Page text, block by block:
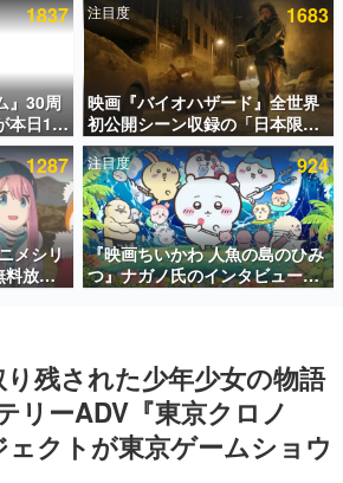
いる記事ランキング
一覧
記事
が数千以上！ ページビュー数万以上！ などな
人々に読まれた、電ファミ渾身の“殿堂入り”記
ました。
クリエイターの方々に製作時のエピソードをお
解いてはいけない。『赫本』は、〈試験問題〉
短編ホラー小説集です。
1837
』30周
本日12
「30th
クス
セット
計3商
注目度 1683
映画『バイオハザード』全世界
初公開シーン収録の「日本限
定」予告映像が解禁。バイオの
日（8月10日）にあわせて、
「ラクーンシティ総合病院」へ
行く配達人の姿が披露
1287
メシリ
料放送
月11日
注目度 924
『映画ちいかわ 人魚の島のひみ
つ』ナガノ氏のインタビューが
解禁。もしまた映画をやれるな
残された少年少女の物語
リーADV『東京クロノ
クトが東京ゲームショウ